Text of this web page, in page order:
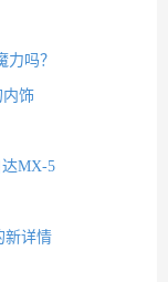
吗？
内饰
达MX-5
新详情